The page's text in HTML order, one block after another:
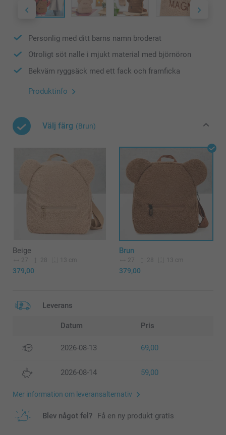
Personlig med ditt barns namn broderat
Otroligt söt nalle i mjukt material med björnöron
Bekväm ryggsäck med ett fack och framficka
Produktinfo
Välj färg (Brun)
Beige
27 28 13 cm
379,00
Brun
27 28 13 cm
379,00
Leverans
Datum Pris
2026-08-13 69,00
2026-08-14 59,00
Mer information om leveransalternativ
Blev något fel? Få en ny produkt gratis